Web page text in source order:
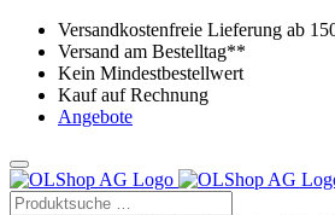
Versandkostenfreie Lieferung ab
Versand am Bestelltag**
Kein Mindestbestellwert
Kauf auf Rechnung
Angebote